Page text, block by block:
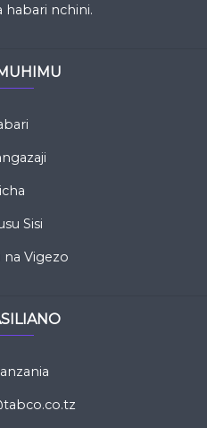
nchini.
Sisi
na Vigezo